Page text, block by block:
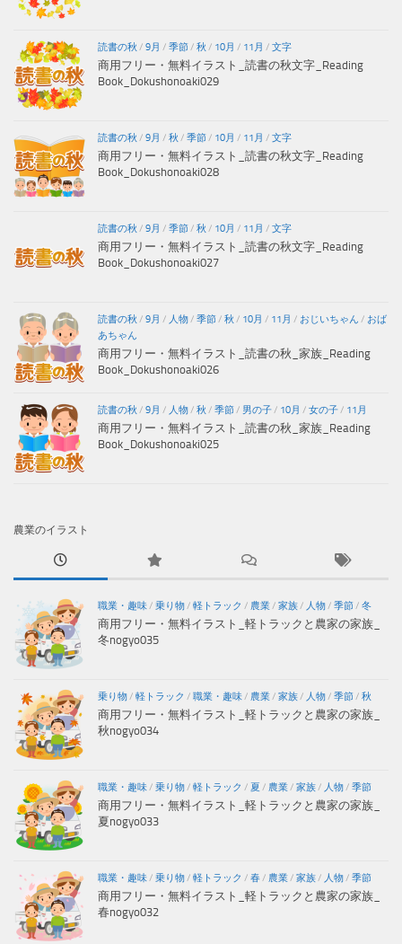
読書の秋 / 9月 / 季節 / 秋 / 10月 / 11月 / 文字
商用フリー・無料イラスト_読書の秋文字_Reading
Book_Dokushonoaki029
読書の秋 / 9月 / 秋 / 季節 / 10月 / 11月 / 文字
商用フリー・無料イラスト_読書の秋文字_Reading
Book_Dokushonoaki028
読書の秋 / 9月 / 季節 / 秋 / 10月 / 11月 / 文字
商用フリー・無料イラスト_読書の秋文字_Reading
Book_Dokushonoaki027
読書の秋 / 9月 / 人物 / 季節 / 秋 / 10月 / 11月 / おじいちゃん / おば
あちゃん
商用フリー・無料イラスト_読書の秋_家族_Reading
Book_Dokushonoaki026
読書の秋 / 9月 / 人物 / 秋 / 季節 / 男の子 / 10月 / 女の子 / 11月
商用フリー・無料イラスト_読書の秋_家族_Reading
Book_Dokushonoaki025
農業のイラスト
職業・趣味 / 乗り物 / 軽トラック / 農業 / 家族 / 人物 / 季節 / 冬
商用フリー・無料イラスト_軽トラックと農家の家族_
冬nogyo035
乗り物 / 軽トラック / 職業・趣味 / 農業 / 家族 / 人物 / 季節 / 秋
商用フリー・無料イラスト_軽トラックと農家の家族_
秋nogyo034
職業・趣味 / 乗り物 / 軽トラック / 夏 / 農業 / 家族 / 人物 / 季節
商用フリー・無料イラスト_軽トラックと農家の家族_
夏nogyo033
職業・趣味 / 乗り物 / 軽トラック / 春 / 農業 / 家族 / 人物 / 季節
商用フリー・無料イラスト_軽トラックと農家の家族_
春nogyo032